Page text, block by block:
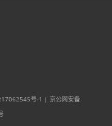
17062545号-1 | 京公网安备